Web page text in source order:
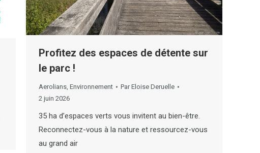
Profitez des espaces de détente sur
le parc !
Aerolians, Environnement ParEloise Deruelle
2 juin 2026
35 ha d’espaces verts vous invitent au bien-être.
Reconnectez-vous à la nature et ressourcez-vous
au grand air